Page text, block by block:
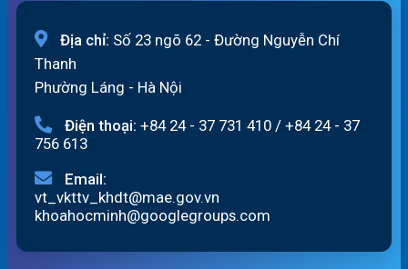
Địa chỉ: Số 23 ngõ 62 - Đường Nguyễn Chí
Thanh
Phường Láng - Hà Nội
Điện thoại: +84 24 - 37 731 410 / +84 24 - 37
756 613
Email:
vt_vkttv_khdt@mae.gov.vn
khoahocminh@googlegroups.com